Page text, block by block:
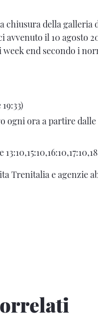
chiusura della galleria
il 10 agosto
week end secondo i
ogni ora a partire dalle
Trenitalia e agenzie